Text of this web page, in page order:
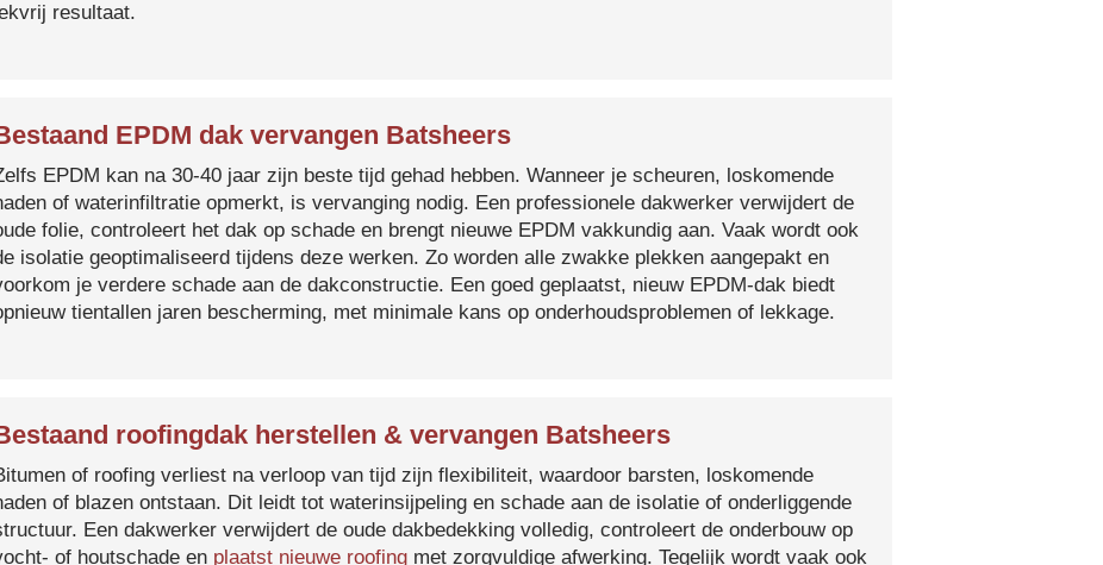
resultaat.
EPDM dak vervangen Batsheers
EPDM kan na 30-40 jaar zijn beste tijd gehad hebben. Wanneer je scheuren, loskomende
of waterinfiltratie opmerkt, is vervanging nodig. Een professionele dakwerker verwijdert de
folie, controleert het dak op schade en brengt nieuwe EPDM vakkundig aan. Vaak wordt ook
isolatie geoptimaliseerd tijdens deze werken. Zo worden alle zwakke plekken aangepakt en
je verdere schade aan de dakconstructie. Een goed geplaatst, nieuw EPDM-dak biedt
tientallen jaren bescherming, met minimale kans op onderhoudsproblemen of lekkage.
roofingdak herstellen & vervangen Batsheers
of roofing verliest na verloop van tijd zijn flexibiliteit, waardoor barsten, loskomende
of blazen ontstaan. Dit leidt tot waterinsijpeling en schade aan de isolatie of onderliggende
Een dakwerker verwijdert de oude dakbedekking volledig, controleert de onderbouw op
of houtschade en plaatst nieuwe roofing met zorgvuldige afwerking. Tegelijk wordt vaak ook